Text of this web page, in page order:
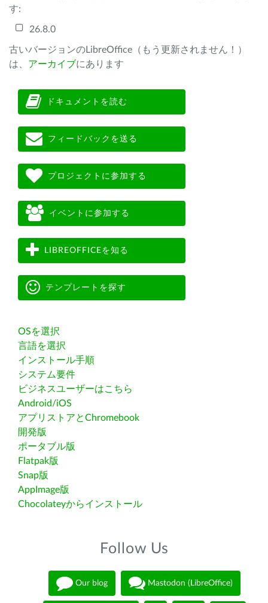
す:
26.8.0
古いバージョンのLibreOffice（もう更新されません！）
は、 アーカイブにあります
ドキュメントを読む
フィードバックを送る
プロジェクトに参加する
イベントに参加する
LIBREOFFICEを知る
テンプレートを探す
OSを選択
言語を選択
インストール手順
システム要件
ビジネスユーザーはこちら
Android/iOS
アプリストアとChromebook
開発版
ポータブル版
Flatpak版
Snap版
AppImage版
Chocolateyからインストール
Follow Us
Our blog Mastodon (LibreOffice)